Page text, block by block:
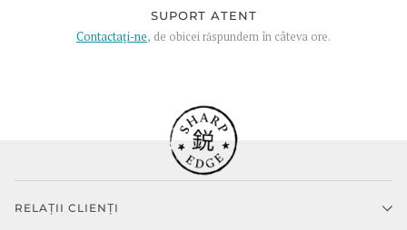
SUPORT ATENT
Contactați-ne, de obicei răspundem în câteva ore.
RELAȚII CLIENȚI